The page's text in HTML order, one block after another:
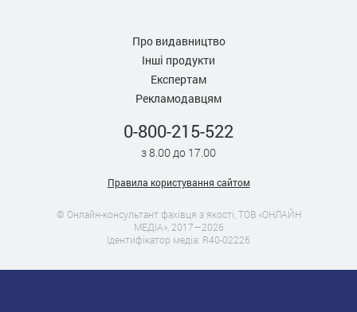
Про видавництво
Інші продукти
Експертам
Рекламодавцям
0-800-215-522
з 8.00 до 17.00
Правила користування сайтом
© Онлайн-консультант фахівця з якості, ТОВ «ОНЛАЙН
МЕДІА», 2017—2026
Ідентифікатор медіа: R40-02226